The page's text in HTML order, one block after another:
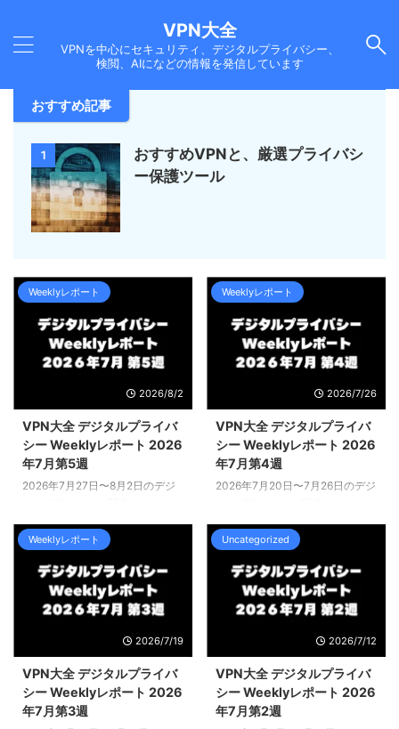
VPN大全
VPNを中心にセキュリティ、デジタルプライバシー、
検閲、AIになどの情報を発信しています
おすすめ記事
1
おすすめVPNと、厳選プライバシ
ー保護ツール
Weeklyレポート
2026/8/2
VPN大全 デジタルプライバ
シー Weeklyレポート 2026
年7月第5週
2026年7月27日〜8月2日のデジ
まとめてお届けします。 ヘッド
ライン VPN・インターネット規
ーロフ氏をテロ活動幇助の容疑で
起訴 ロシア連邦保安庁（FSB）
は7月29日、Telegram創業者のパ
助の容疑で起訴し、国際指名手配
リストに掲載すると発表しまし
た。 FSBと国家捜査委員会は、
Telegram上で人気の出会い系チ
ャットボット「Daivinchik/Leo」
Weeklyレポート
2026/7/26
VPN大全 デジタルプライバ
シー Weeklyレポート 2026
年7月第4週
2026年7月20日〜7月26日のデジ
まとめてお届けします。 ヘッド
ライン 年齢確認・SNS規制 フラ
面禁止する法案を可決 EU加盟
国で初 フランス議会の両院が7月
21日、15歳未満の子どもによる
を可決しました。SNSへの包括的
な禁止令を成立させたのはEU加
盟国では初めてです。法案には高
校での携帯電話の使用禁止も盛り
込まれています。 マクロン政権
Weeklyレポート
2026/7/19
VPN大全 デジタルプライバ
シー Weeklyレポート 2026
年7月第3週
Uncategorized
2026/7/12
VPN大全 デジタルプライバ
シー Weeklyレポート 2026
年7月第2週